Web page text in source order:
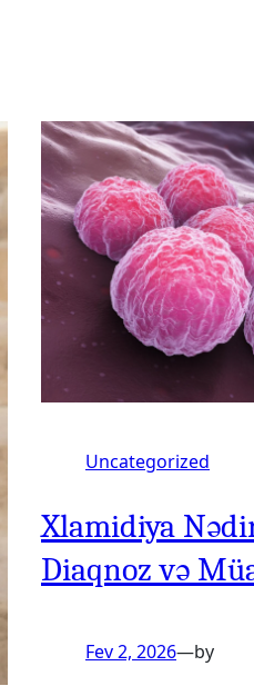
Uncategorized
Xlamidiya
Diaqnoz və
Fev 2, 2026—by